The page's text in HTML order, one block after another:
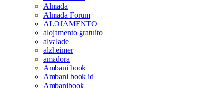
Almada
Almada Forum
ALOJAMENTO
alojamento gratuito
alvalade
alzheimer
amadora
Ambani book
Ambani book id
Ambanibook